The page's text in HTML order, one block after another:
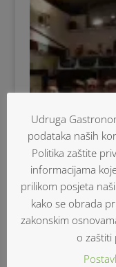
Članstvo u
Udruga
podataka naših
Politika zaštite
informacijama
prilikom posjeta
kako se obrada
zakonskim
o zaštiti